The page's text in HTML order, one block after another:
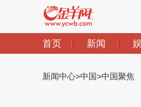
首页 新闻
新闻中心>中国>中国聚焦